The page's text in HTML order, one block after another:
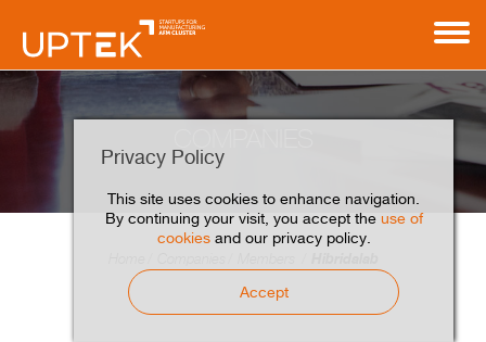
Privacy Policy
This site uses cookies to enhance navigation.
By continuing your visit, you accept the use of
cookiesand our privacy policy.
Accept